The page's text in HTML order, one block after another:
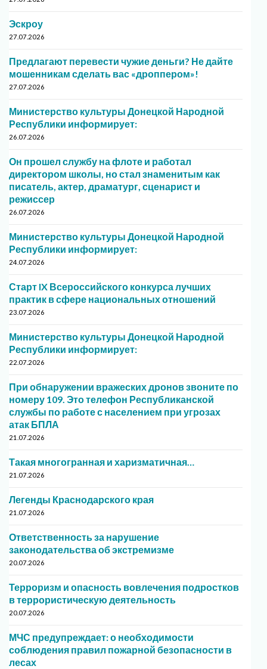
Эскроу
27.07.2026
Предлагают перевести чужие деньги? Не дайте
мошенникам сделать вас «дроппером»!
27.07.2026
Министерство культуры Донецкой Народной
Республики информирует:
26.07.2026
Он прошел службу на флоте и работал
директором школы, но стал знаменитым как
писатель, актер, драматург, сценарист и
режиссер
26.07.2026
Министерство культуры Донецкой Народной
Республики информирует:
24.07.2026
Старт IX Всероссийского конкурса лучших
практик в сфере национальных отношений
23.07.2026
Министерство культуры Донецкой Народной
Республики информирует:
22.07.2026
При обнаружении вражеских дронов звоните по
номеру 109. Это телефон Республиканской
службы по работе с населением при угрозах
атак БПЛА
21.07.2026
Такая многогранная и харизматичная…
21.07.2026
Легенды Краснодарского края
21.07.2026
Ответственность за нарушение
законодательства об экстремизме
20.07.2026
Терроризм и опасность вовлечения подростков
в террористическую деятельность
20.07.2026
МЧС предупреждает: о необходимости
соблюдения правил пожарной безопасности в
лесах